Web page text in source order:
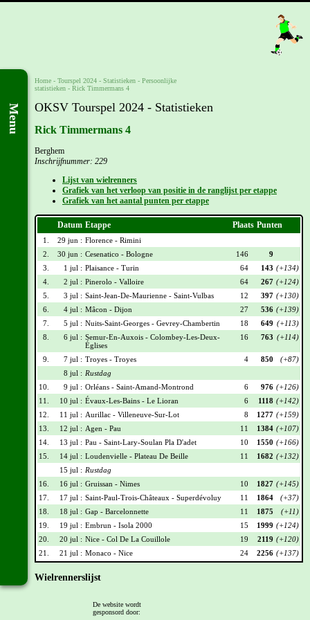
Menu
Home - Tourspel 2024 - Statistieken - Persoonlijke
statistieken - Rick Timmermans 4
OKSV Tourspel 2024 - Statistieken
Rick Timmermans 4
Berghem
Inschrijfnummer: 229
Lijst van wielrenners
Grafiek van het verloop van positie in de ranglijst per etappe
Grafiek van het aantal punten per etappe
Datum Etappe Plaats Punten
1. 29 jun : Florence - Rimini
2.
30 jun : Cesenatico - Bologne 146
9
3.
1 jul : Plaisance - Turin 64 143 (+134)
4.
2 jul : Pinerolo - Valloire 64 267 (+124)
5.
3 jul : Saint-Jean-De-Maurienne - Saint-Vulbas 12 397 (+130)
6.
4 jul : Mâcon - Dijon 27 536 (+139)
7.
5 jul : Nuits-Saint-Georges - Gevrey-Chambertin 18 649 (+113)
8.
6 jul : Semur-En-Auxois - Colombey-Les-Deux-
Églises
16 763 (+114)
9. 7 jul : Troyes - Troyes 4 850
(+87)
8 jul : Rustdag
10.
9 jul : Orléans - Saint-Amand-Montrond 6 976 (+126)
11.
10 jul : Évaux-Les-Bains - Le Lioran 6 1118 (+142)
12.
11 jul : Aurillac - Villeneuve-Sur-Lot 8 1277 (+159)
13.
12 jul : Agen - Pau 11 1384 (+107)
14.
13 jul : Pau - Saint-Lary-Soulan Pla D'adet 10 1550 (+166)
15.
14 jul : Loudenvielle - Plateau De Beille 11 1682 (+132)
15 jul : Rustdag
16.
16 jul : Gruissan - Nimes 10 1827 (+145)
17.
17 jul : Saint-Paul-Trois-Châteaux - Superdévoluy 11 1864
(+37)
18.
18 jul : Gap - Barcelonnette 11 1875
(+11)
19.
19 jul : Embrun - Isola 2000 15 1999 (+124)
20.
20 jul : Nice - Col De La Couillole 19 2119 (+120)
21.
21 jul : Monaco - Nice 24 2256 (+137)
Wielrennerslijst
Jonas Vingegaard
De website wordt
gesponsord door: